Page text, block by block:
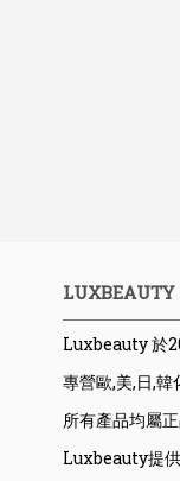
LUXBEAUTY
Luxbeauty 於
專營歐,美,日,
所有產品均屬
Luxbeauty提